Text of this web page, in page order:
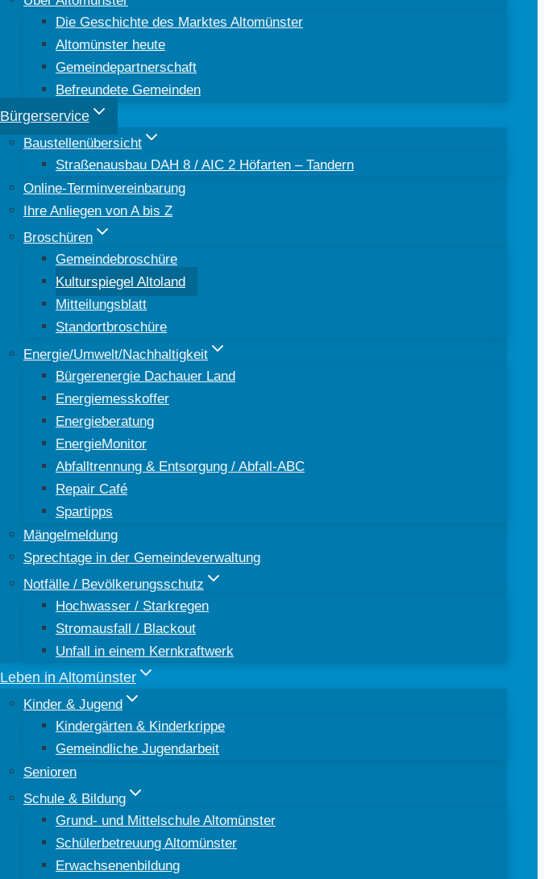
Die Geschichte des Marktes Altomünster
Altomünster heute
Gemeindepartnerschaft
Befreundete Gemeinden
Bürgerservice
Baustellenübersicht
Straßenausbau DAH 8 / AIC 2 Höfarten – Tandern
Online-Terminvereinbarung
Ihre Anliegen von A bis Z
Broschüren
Gemeindebroschüre
Kulturspiegel Altoland
Mitteilungsblatt
Standortbroschüre
Energie/Umwelt/Nachhaltigkeit
Bürgerenergie Dachauer Land
Energiemesskoffer
Energieberatung
EnergieMonitor
Abfalltrennung & Entsorgung / Abfall-ABC
Repair Café
Spartipps
Mängelmeldung
Sprechtage in der Gemeindeverwaltung
Notfälle / Bevölkerungsschutz
Hochwasser / Starkregen
Stromausfall / Blackout
Unfall in einem Kernkraftwerk
Leben in Altomünster
Kinder & Jugend
Kindergärten & Kinderkrippe
Gemeindliche Jugendarbeit
Senioren
Schule & Bildung
Grund- und Mittelschule Altomünster
Schülerbetreuung Altomünster
Erwachsenenbildung